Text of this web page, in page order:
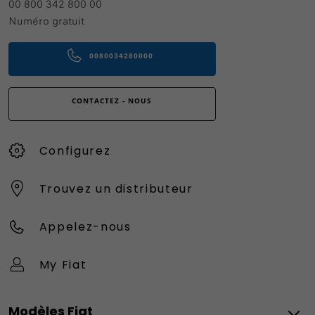
00 800 342 800 00
Numéro gratuit
0080034280000
CONTACTEZ - NOUS
Configurez
Trouvez un distributeur
Appelez-nous
My Fiat
Modèles Fiat